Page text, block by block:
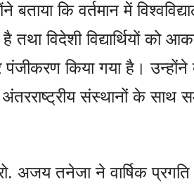
बताया कि वर्तमान में
तथा विदेशी विद्यार्थियों को
पंजीकरण किया गया है। उन्होंने
संस्थानों के साथ
अजय तनेजा ने वार्षिक